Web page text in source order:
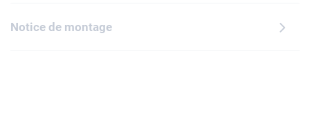
télécommande dans ses mains. Au sol, son bureau dispose
d'outils spéciaux, dont des lunettes à rayons X. Ron de
Notice de montage